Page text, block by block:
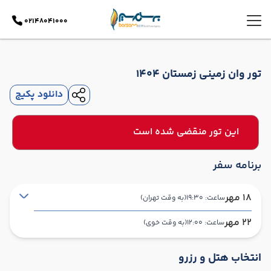
02148041000
تور وان زمینی زمستان 1404
دانلود پکیج
این تور منقضی شده است
برنامه سفر
18 مهر ساعت: 19:30 (به وقت تهران)
22 مهر ساعت: 12:00 (به وقت خوی)
تهران ,
THR
انتخاب هتل و رزرو